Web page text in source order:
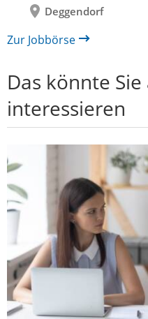
Deggendorf
Zur Jobbörse
Das könnte Sie
interessieren